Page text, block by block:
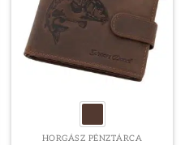
HORGÁSZ PÉNZTÁRCA